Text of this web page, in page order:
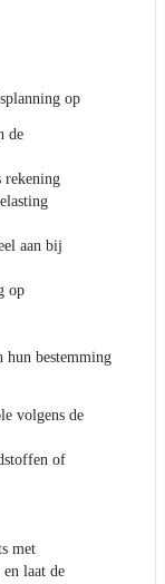
op
de
rekening
aan bij
op
hun bestemming
volgens de
of
met
laat de